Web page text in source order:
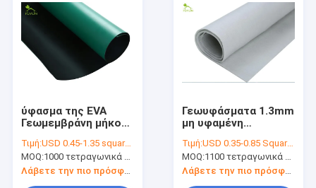
ύφασμα της EVA
Γεωμεμβράνη μήκους
στεγανοποίηση
Δρόμος Υπόστρωμα
Τιμή:USD 0.45-1.35 square meters
MOQ:1000 τετραγωνικά μέτρα
Λάβετε την πιο πρόσφατη τιμή
Γεωυφάσματα 1.3mm
μη υφαμένη
υφάσματος φίλτρων
για τη συντήρηση
νερού
Τιμή:USD 0.35-0.85 Square Meter
MOQ:1100 τετραγωνικά μέτρα